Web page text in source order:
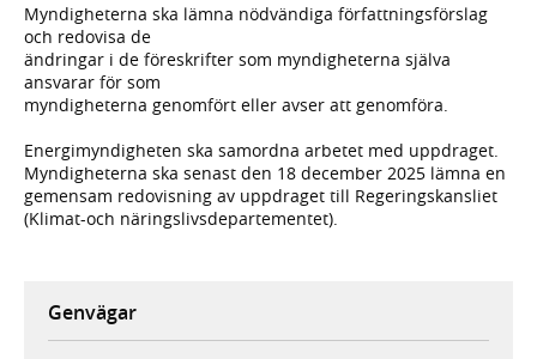
Myndigheterna ska lämna nödvändiga författningsförslag
och redovisa de
ändringar i de föreskrifter som myndigheterna själva
ansvarar för som
myndigheterna genomfört eller avser att genomföra.
Energimyndigheten ska samordna arbetet med uppdraget.
Myndigheterna ska senast den 18 december 2025 lämna en
gemensam redovisning av uppdraget till Regeringskansliet
(Klimat-och näringslivsdepartementet).
Genvägar